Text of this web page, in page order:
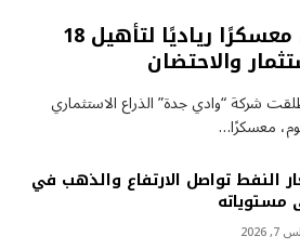
وادي جدة” تطلق معسكرًا رياديًا لتأهيل 18
والاحتضان
07 أغسطس 2026 أطلقت شركة “وادي جدة” الذراع الاستثماري
معسكرًا…
النفط تواصل الارتفاع والذهب في
مستوياته